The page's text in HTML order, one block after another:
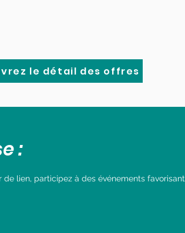
le détail des offres
:
lien, participez à des événements